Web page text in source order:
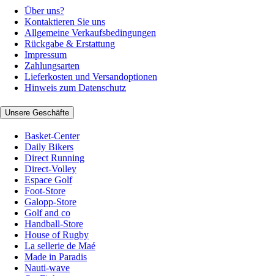
Über uns?
Kontaktieren Sie uns
Allgemeine Verkaufsbedingungen
Rückgabe & Erstattung
Impressum
Zahlungsarten
Lieferkosten und Versandoptionen
Hinweis zum Datenschutz
Unsere Geschäfte
Basket-Center
Daily Bikers
Direct Running
Direct-Volley
Espace Golf
Foot-Store
Galopp-Store
Golf and co
Handball-Store
House of Rugby
La sellerie de Maé
Made in Paradis
Nauti-wave